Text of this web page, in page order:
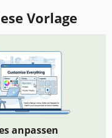
Vorlage
anpassen